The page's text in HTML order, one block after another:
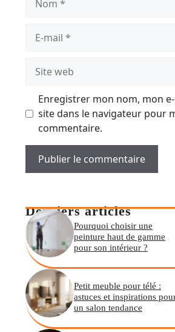
mail
web
Enregistrer mon nom, mon
site dans le navigateur pour
commentaire.
Derniers articles
Pourquoi choisir une
peinture haut de gamme
pour son intérieur ?
Petit meuble pour télé :
astuces et inspirations
un salon tendance